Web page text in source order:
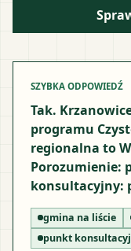
SZYBKA ODPOWIEDŹ
Tak.
programu
regionalna to
Porozumienie:
konsultacyjny:
gmina na liście
punkt